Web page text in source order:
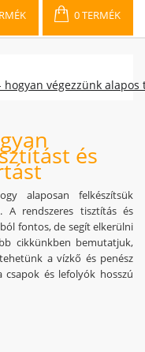
0 TERMÉK
végezzünk
és
alaposan felkészítsük
A rendszeres tisztítás és
fontos, de segít elkerülni
cikkünkben bemutatjuk,
a vízkő és penész
és lefolyók hosszú